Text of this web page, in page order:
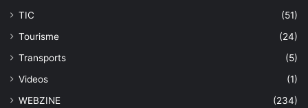
TIC
(51)
Tourisme
(24)
Transports
(5)
Videos
(1)
WEBZINE
(234)